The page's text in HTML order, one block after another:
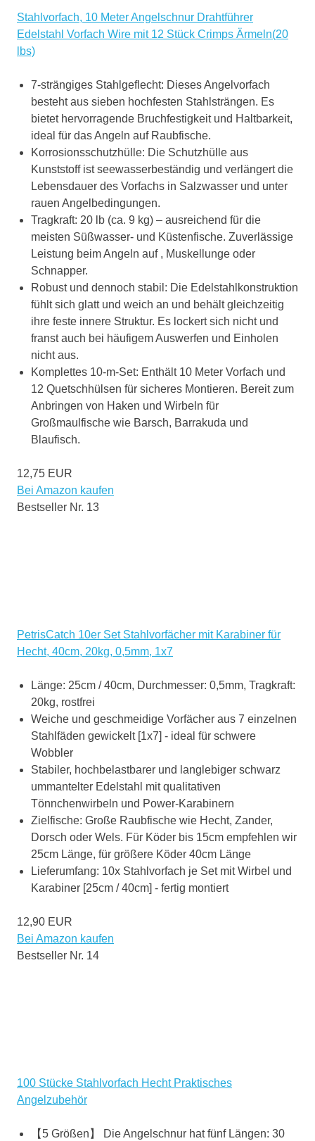
Stahlvorfach, 10 Meter Angelschnur Drahtführer
Edelstahl Vorfach Wire mit 12 Stück Crimps Ärmeln(20
lbs)
7-strängiges Stahlgeflecht: Dieses Angelvorfach
besteht aus sieben hochfesten Stahlsträngen. Es
bietet hervorragende Bruchfestigkeit und Haltbarkeit,
ideal für das Angeln auf Raubfische.
Korrosionsschutzhülle: Die Schutzhülle aus
Kunststoff ist seewasserbeständig und verlängert die
Lebensdauer des Vorfachs in Salzwasser und unter
rauen Angelbedingungen.
Tragkraft: 20 lb (ca. 9 kg) – ausreichend für die
meisten Süßwasser- und Küstenfische. Zuverlässige
Leistung beim Angeln auf , Muskellunge oder
Schnapper.
Robust und dennoch stabil: Die Edelstahlkonstruktion
fühlt sich glatt und weich an und behält gleichzeitig
ihre feste innere Struktur. Es lockert sich nicht und
franst auch bei häufigem Auswerfen und Einholen
nicht aus.
Komplettes 10-m-Set: Enthält 10 Meter Vorfach und
12 Quetschhülsen für sicheres Montieren. Bereit zum
Anbringen von Haken und Wirbeln für
Großmaulfische wie Barsch, Barrakuda und
Blaufisch.
12,75 EUR
Bei Amazon kaufen
Bestseller Nr. 13
PetrisCatch 10er Set Stahlvorfächer mit Karabiner für
Hecht, 40cm, 20kg, 0,5mm, 1x7
Länge: 25cm / 40cm, Durchmesser: 0,5mm, Tragkraft:
20kg, rostfrei
Weiche und geschmeidige Vorfächer aus 7 einzelnen
Stahlfäden gewickelt [1x7] - ideal für schwere
Wobbler
Stabiler, hochbelastbarer und langlebiger schwarz
ummantelter Edelstahl mit qualitativen
Tönnchenwirbeln und Power-Karabinern
Zielfische: Große Raubfische wie Hecht, Zander,
Dorsch oder Wels. Für Köder bis 15cm empfehlen wir
25cm Länge, für größere Köder 40cm Länge
Lieferumfang: 10x Stahlvorfach je Set mit Wirbel und
Karabiner [25cm / 40cm] - fertig montiert
12,90 EUR
Bei Amazon kaufen
Bestseller Nr. 14
100 Stücke Stahlvorfach Hecht Praktisches
Angelzubehör
【5 Größen】 Die Angelschnur hat fünf Längen: 30